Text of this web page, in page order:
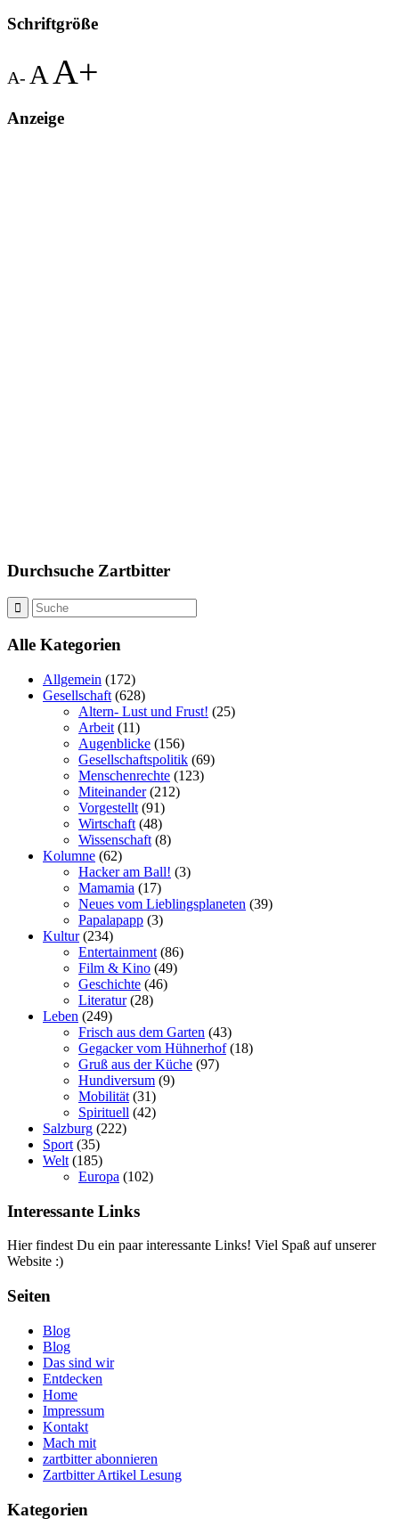
Schriftgröße
A- A A+
Anzeige
Durchsuche Zartbitter
Alle Kategorien
Allgemein (172)
Gesellschaft (628)
Altern- Lust und Frust! (25)
Arbeit (11)
Augenblicke (156)
Gesellschaftspolitik (69)
Menschenrechte (123)
Miteinander(212)
Vorgestellt (91)
Wirtschaft (48)
Wissenschaft (8)
Kolumne (62)
Hacker am Ball! (3)
Mamamia (17)
Neues vom Lieblingsplaneten (39)
Papalapapp (3)
Kultur(234)
Entertainment (86)
Film & Kino (49)
Geschichte (46)
Literatur(28)
Leben (249)
Frisch aus dem Garten (43)
Gegacker vom Hühnerhof(18)
Gruß aus der Küche (97)
Hundiversum (9)
Mobilität (31)
Spirituell (42)
Salzburg (222)
Sport (35)
Welt (185)
Europa (102)
Interessante Links
Hier findest Du ein paar interessante Links! Viel Spaß auf unserer
Website :)
Seiten
Blog
Blog
Das sind wir
Entdecken
Home
Impressum
Kontakt
Mach mit
zartbitter abonnieren
Zartbitter Artikel Lesung
Kategorien